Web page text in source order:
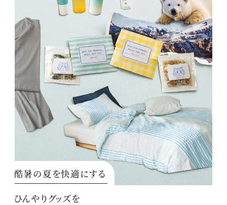
酷暑の夏を快適にする
ひんやりグッズを